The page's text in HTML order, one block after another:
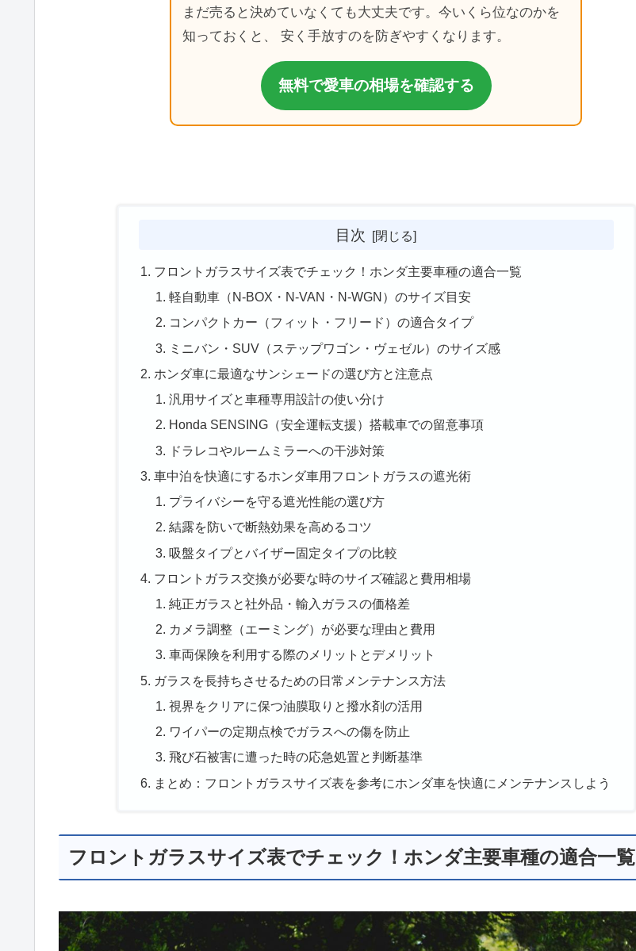
まだ売ると決めていなくても大丈夫です。今いくら位なのかを
知っておくと、 安く手放すのを防ぎやすくなります。
無料で愛車の相場を確認する
目次
フロントガラスサイズ表でチェック！ホンダ主要車種の適合一覧
軽自動車（N-BOX・N-VAN・N-WGN）のサイズ目安
コンパクトカー（フィット・フリード）の適合タイプ
ミニバン・SUV（ステップワゴン・ヴェゼル）のサイズ感
ホンダ車に最適なサンシェードの選び方と注意点
汎用サイズと車種専用設計の使い分け
Honda SENSING（安全運転支援）搭載車での留意事項
ドラレコやルームミラーへの干渉対策
車中泊を快適にするホンダ車用フロントガラスの遮光術
プライバシーを守る遮光性能の選び方
結露を防いで断熱効果を高めるコツ
吸盤タイプとバイザー固定タイプの比較
フロントガラス交換が必要な時のサイズ確認と費用相場
純正ガラスと社外品・輸入ガラスの価格差
カメラ調整（エーミング）が必要な理由と費用
車両保険を利用する際のメリットとデメリット
ガラスを長持ちさせるための日常メンテナンス方法
視界をクリアに保つ油膜取りと撥水剤の活用
ワイパーの定期点検でガラスへの傷を防止
飛び石被害に遭った時の応急処置と判断基準
まとめ：フロントガラスサイズ表を参考にホンダ車を快適にメンテナンスしよう
フロントガラスサイズ表でチェック！ホンダ主要車種の適合一覧